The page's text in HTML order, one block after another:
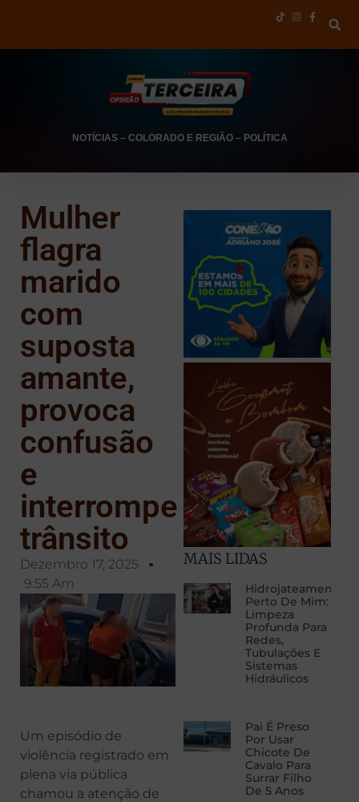
NOTÍCIAS– COLORADO E REGIÃO– POLÍTICA
Mulher
flagra
marido
com
suposta
amante,
provoca
confusão
e
interrompe
trânsito
Dezembro 17, 2025
9:55 Am
Um episódio de
violência registrado em
plena via pública
chamou a atenção de
MAIS LIDAS
Hidrojateamento
Perto De Mim:
Limpeza
Profunda Para
Redes,
Tubulações E
Sistemas
Hidráulicos
Pai É Preso
Por Usar
Chicote De
Cavalo Para
Surrar Filho
De 5 Anos